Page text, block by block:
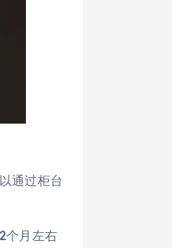
通过柜台
个月左右